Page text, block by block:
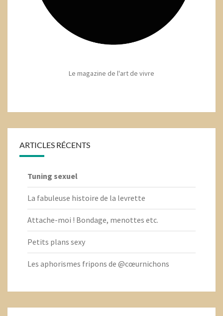
Le magazine de l'art de vivre
ARTICLES RÉCENTS
Tuning sexuel
La fabuleuse histoire de la levrette
Attache-moi ! Bondage, menottes etc.
Petits plans sexy
Les aphorismes fripons de @cœurnichons